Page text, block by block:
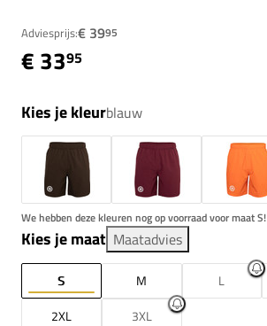
Adviesprijs:€ 3995
€ 3395
Kies je kleurblauw
We hebben deze kleuren nog op voorraad voor maat S!
Kies je maat Maatadvies
S M L
2XL
3XL